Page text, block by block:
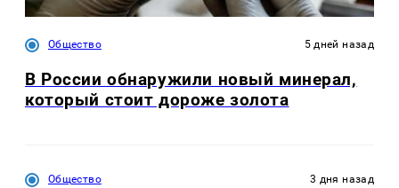
Общество 5 дней назад
В России обнаружили новый минерал,
который стоит дороже золота
Общество 3 дня назад